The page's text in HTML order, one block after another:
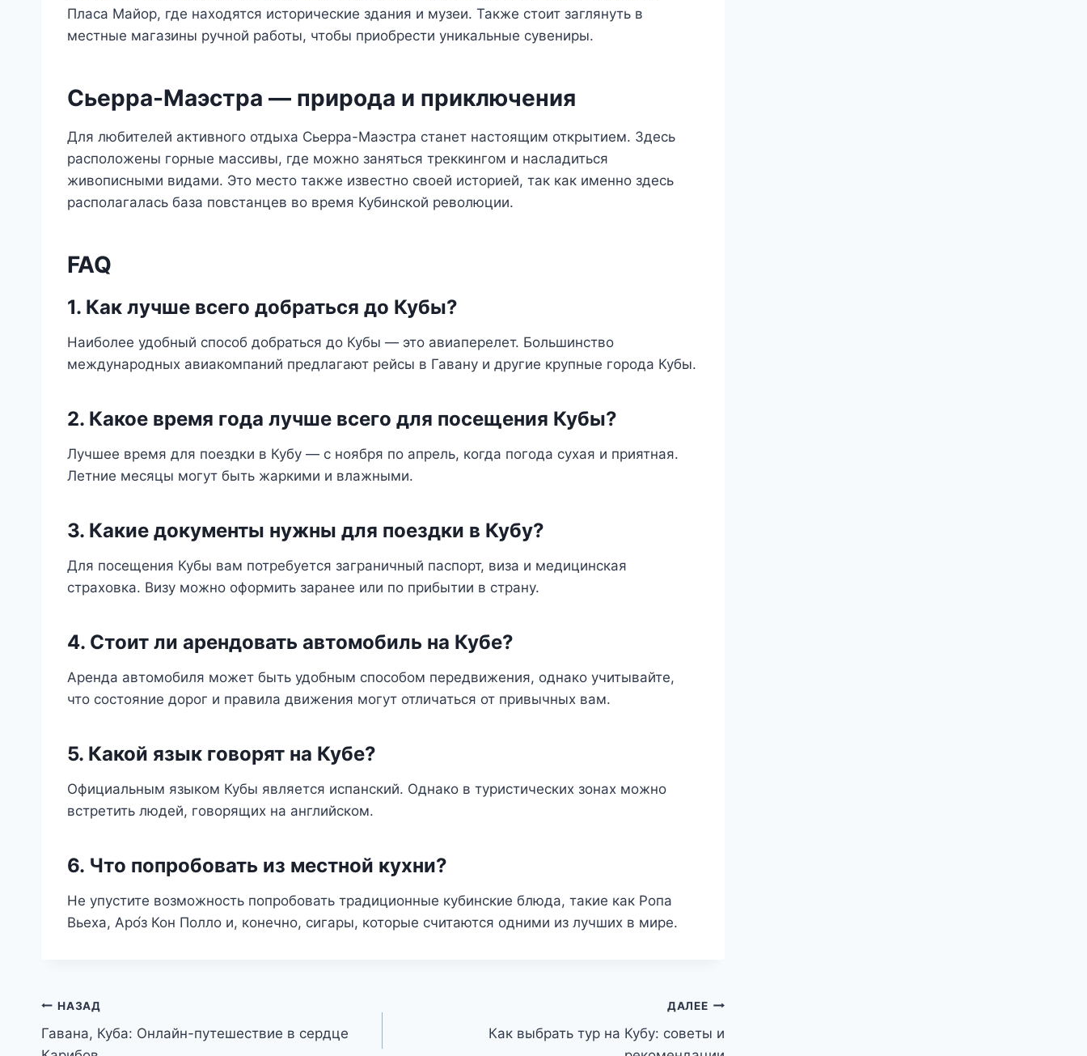
Пласа Майор, где находятся исторические здания и музеи. Также стоит заглянуть в
местные магазины ручной работы, чтобы приобрести уникальные сувениры.
Сьерра-Маэстра — природа и приключения
Для любителей активного отдыха Сьерра-Маэстра станет настоящим открытием. Здесь
расположены горные массивы, где можно заняться треккингом и насладиться
живописными видами. Это место также известно своей историей, так как именно здесь
располагалась база повстанцев во время Кубинской революции.
FAQ
1. Как лучше всего добраться до Кубы?
Наиболее удобный способ добраться до Кубы — это авиаперелет. Большинство
международных авиакомпаний предлагают рейсы в Гавану и другие крупные города Кубы.
2. Какое время года лучше всего для посещения Кубы?
Лучшее время для поездки в Кубу — с ноября по апрель, когда погода сухая и приятная.
Летние месяцы могут быть жаркими и влажными.
3. Какие документы нужны для поездки в Кубу?
Для посещения Кубы вам потребуется заграничный паспорт, виза и медицинская
страховка. Визу можно оформить заранее или по прибытии в страну.
4. Стоит ли арендовать автомобиль на Кубе?
Аренда автомобиля может быть удобным способом передвижения, однако учитывайте,
что состояние дорог и правила движения могут отличаться от привычных вам.
5. Какой язык говорят на Кубе?
Официальным языком Кубы является испанский. Однако в туристических зонах можно
встретить людей, говорящих на английском.
6. Что попробовать из местной кухни?
Не упустите возможность попробовать традиционные кубинские блюда, такие как Ропа
Вьеха, Аро́з Кон Полло и, конечно, сигары, которые считаются одними из лучших в мире.
Навигация
по
НАЗАД
Гавана, Куба: Онлайн-путешествие в сердце
ДАЛЕЕ
Как выбрать тур на Кубу: советы и